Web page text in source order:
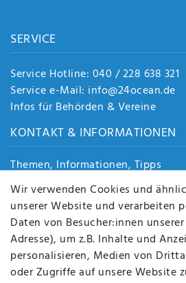
SERVICE
Service Hotline: 040 / 228 638 321
Service e-Mail: info@24ocean.de
Infos für Behörden & Vereine
KONTAKT & INFORMATIONEN
Themen, Informationen, Tipps
Jobs
Über uns
Kontakt
Datenschutz
AGB
FAQ
Batterieentsorgung
Wir verwenden Cookies und
unserer Website und verarbeiten
Daten von Besucher:innen
Adresse), um z.B. Inhalte und
personalisieren, Medien von
oder Zugriffe auf unsere Website